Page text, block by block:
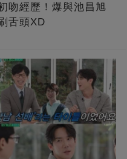
吻經歷！爆與池昌旭
舌頭XD